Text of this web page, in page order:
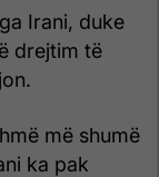
Irani, duke
drejtim të
më shumë
ka pak